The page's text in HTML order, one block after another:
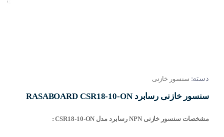
دسته: سنسور خازنی
سنسور خازنی رسابرد RASABOARD CSR18-10-ON
مشخصات سنسور خازنی NPN رسابرد مدل CSR18-10-ON :